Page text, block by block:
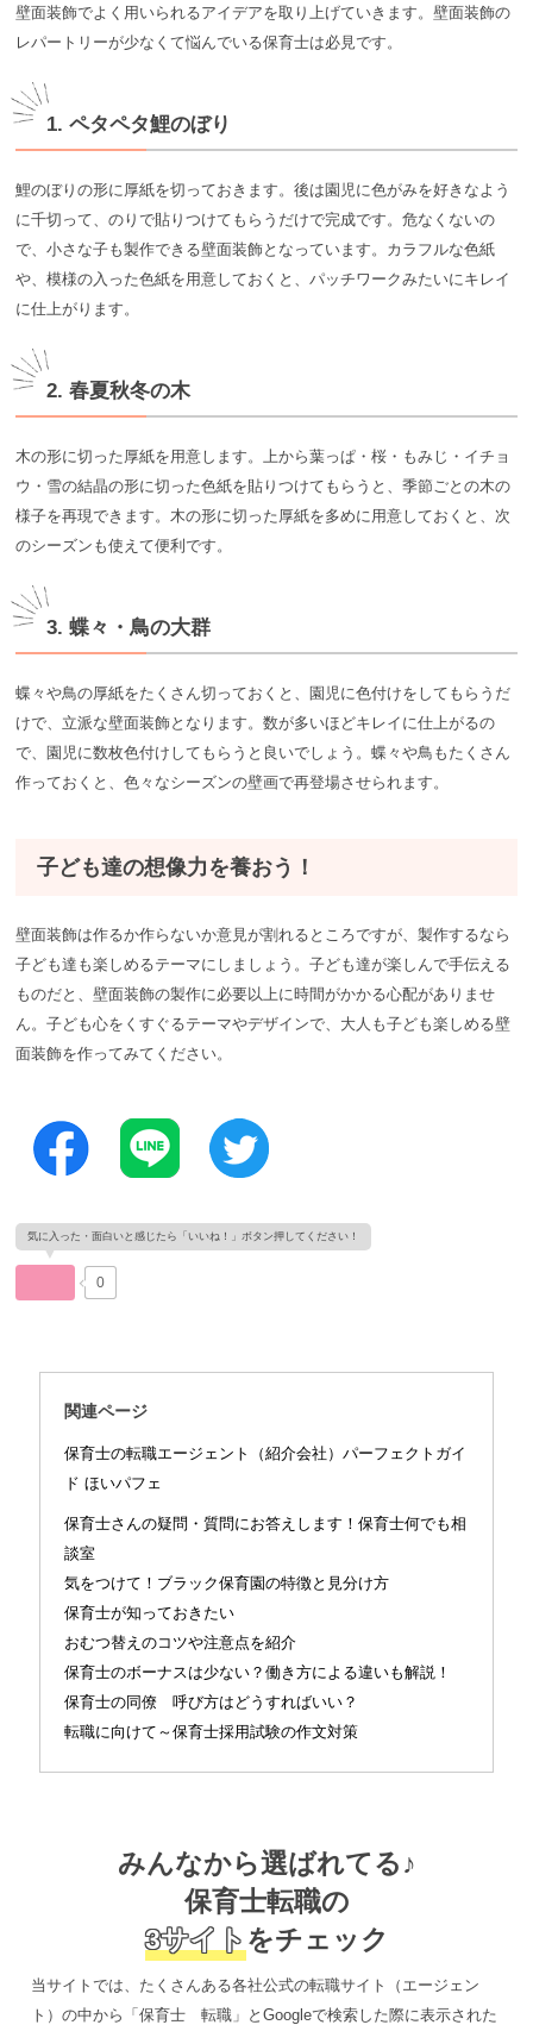
壁面装飾でよく用いられるアイデアを取り上げていきます。壁面装飾の
レパートリーが少なくて悩んでいる保育士は必見です。
1. ペタペタ鯉のぼり
鯉のぼりの形に厚紙を切っておきます。後は園児に色がみを好きなよう
に千切って、のりで貼りつけてもらうだけで完成です。危なくないの
で、小さな子も製作できる壁面装飾となっています。カラフルな色紙
や、模様の入った色紙を用意しておくと、パッチワークみたいにキレイ
に仕上がります。
2. 春夏秋冬の木
木の形に切った厚紙を用意します。上から葉っぱ・桜・もみじ・イチョ
ウ・雪の結晶の形に切った色紙を貼りつけてもらうと、季節ごとの木の
様子を再現できます。木の形に切った厚紙を多めに用意しておくと、次
のシーズンも使えて便利です。
3. 蝶々・鳥の大群
蝶々や鳥の厚紙をたくさん切っておくと、園児に色付けをしてもらうだ
けで、立派な壁面装飾となります。数が多いほどキレイに仕上がるの
で、園児に数枚色付けしてもらうと良いでしょう。蝶々や鳥もたくさん
作っておくと、色々なシーズンの壁画で再登場させられます。
子ども達の想像力を養おう！
壁面装飾は作るか作らないか意見が割れるところですが、製作するなら
子ども達も楽しめるテーマにしましょう。子ども達が楽しんで手伝える
ものだと、壁面装飾の製作に必要以上に時間がかかる心配がありませ
ん。子ども心をくすぐるテーマやデザインで、大人も子ども楽しめる壁
面装飾を作ってみてください。
0
関連ページ
保育士の転職エージェント（紹介会社）パーフェクトガイ
ド ほいパフェ
保育士さんの疑問・質問にお答えします！保育士何でも相
談室
気をつけて！ブラック保育園の特徴と見分け方
保育士が知っておきたい
おむつ替えのコツや注意点を紹介
保育士のボーナスは少ない？働き方による違いも解説！
保育士の同僚 呼び方はどうすればいい？
転職に向けて～保育士採用試験の作文対策
みんなから選ばれてる♪
保育士転職の
3サイト をチェック
当サイトでは、たくさんある各社公式の転職サイト（エージェン
ト）の中から「保育士 転職」とGoogleで検索した際に表示された